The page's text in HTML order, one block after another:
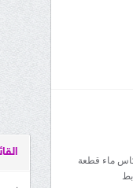
200غ كنافة 60غ زبدة موزاريلا جبن أبيض للقطر: كأس سكر 1/2 كاس ماء قطعة